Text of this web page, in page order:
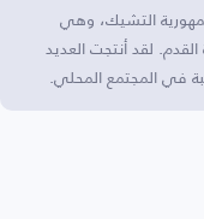
التشيك، وهي
لقد أنتجت العديد
في المجتمع المحلي.